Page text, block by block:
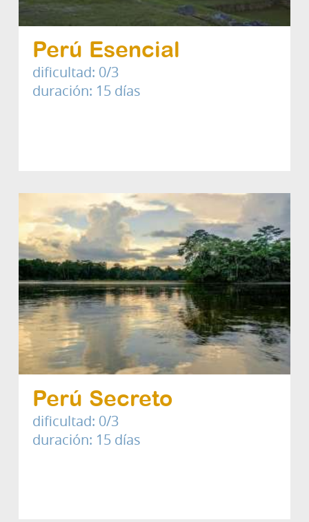
Perú Esencial
dificultad: 0/3
duración: 15 días
Perú Secreto
dificultad: 0/3
duración: 15 días